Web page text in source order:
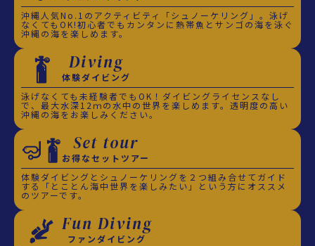
沖縄人気No.1のアクティビティ「シュノーケリング」。泳げ
なくてもOK!初心者でもカンタンに熱帯魚とサンゴの海を泳ぐ
沖縄の海を楽しめます。
Diving
体験ダイビング
泳げなくても未経験者でもOK！ダイビングライセンスなし
で、最大水深12ｍの水中の世界を楽しめます。透明度の高い
沖縄の海をお楽しみください。
Set tour
お得なセットツアー
体験ダイビングとシュノーケリングを２つ組み合せてガイド
する「とことん海中世界を楽しみたい」という方にオススメ
のツアーです。
Fun Diving
ファンダイビング